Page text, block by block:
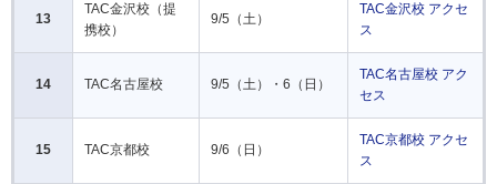
13
TAC金沢校（提
携校）
9/5（土）
TAC金沢校 アクセ
ス
14 TAC名古屋校 9/5（土）・6（日）
TAC名古屋校 アク
セス
15 TAC京都校 9/6（日）
TAC京都校 アクセ
ス